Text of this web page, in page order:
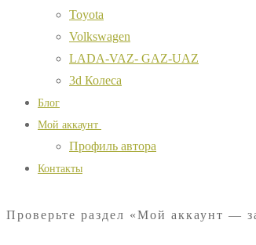
Toyota
Volkswagen
LADA-VAZ- GAZ-UAZ
3d Колеса
Блог
Мой аккаунт
Профиль автора
Контакты
Проверьте раздел «Мой аккаунт —